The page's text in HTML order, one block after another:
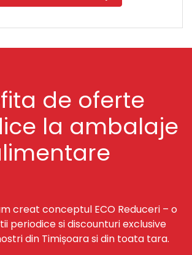
de oferte
la ambalaje
creat conceptul ECO Reduceri – o
periodice si discounturi exclusive
din Timișoara si din toata tara.